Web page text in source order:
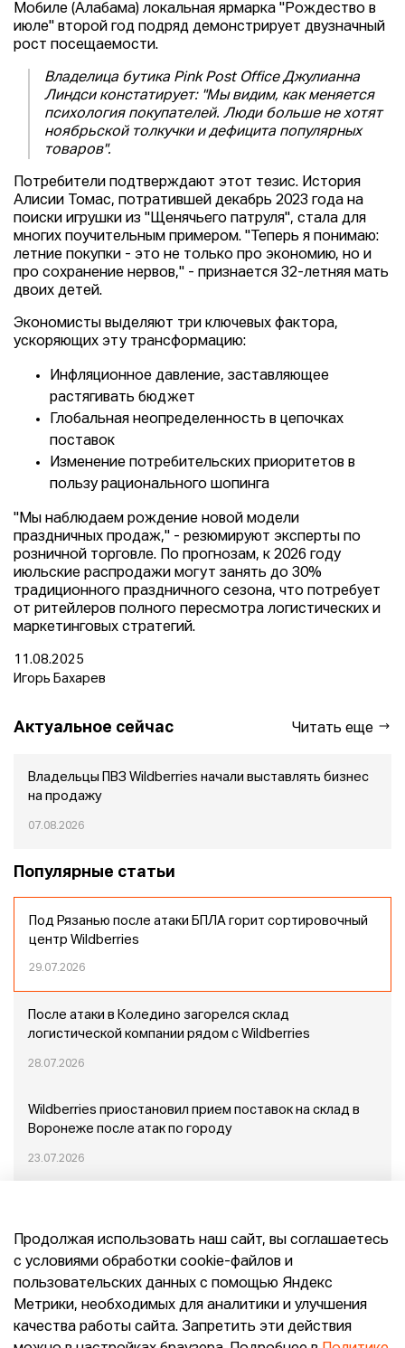
Мобиле (Алабама) локальная ярмарка "Рождество в
июле" второй год подряд демонстрирует двузначный
рост посещаемости.
Владелица бутика Pink Post Office Джулианна
Линдси констатирует: "Мы видим, как меняется
психология покупателей. Люди больше не хотят
ноябрьской толкучки и дефицита популярных
товаров".
Потребители подтверждают этот тезис. История
Алисии Томас, потратившей декабрь 2023 года на
поиски игрушки из "Щенячьего патруля", стала для
многих поучительным примером. "Теперь я понимаю:
летние покупки - это не только про экономию, но и
про сохранение нервов," - признается 32-летняя мать
двоих детей.
Экономисты выделяют три ключевых фактора,
ускоряющих эту трансформацию:
Инфляционное давление, заставляющее
растягивать бюджет
Глобальная неопределенность в цепочках
поставок
Изменение потребительских приоритетов в
пользу рационального шопинга
"Мы наблюдаем рождение новой модели
праздничных продаж," - резюмируют эксперты по
розничной торговле. По прогнозам, к 2026 году
июльские распродажи могут занять до 30%
традиционного праздничного сезона, что потребует
от ритейлеров полного пересмотра логистических и
маркетинговых стратегий.
11.08.2025
Игорь Бахарев
Актуальное сейчас Читать еще
Владельцы ПВЗ Wildberries начали выставлять бизнес
на продажу
07.08.2026
Популярные статьи
Под Рязанью после атаки БПЛА горит сортировочный
центр Wildberries
29.07.2026
После атаки в Коледино загорелся склад
логистической компании рядом с Wildberries
28.07.2026
Wildberries приостановил прием поставок на склад в
Воронеже после атак по городу
23.07.2026
Конец эпохи маркетплейсов: прогнозы сооснователя
Mr.Doors Максима Валецкого
Продолжая использовать наш сайт, вы соглашаетесь
с условиями обработки cookie-файлов и
пользовательских данных с помощью Яндекс
Метрики, необходимых для аналитики и улучшения
качества работы сайта. Запретить эти действия